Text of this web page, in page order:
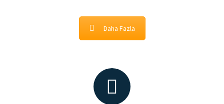
Daha Fazla